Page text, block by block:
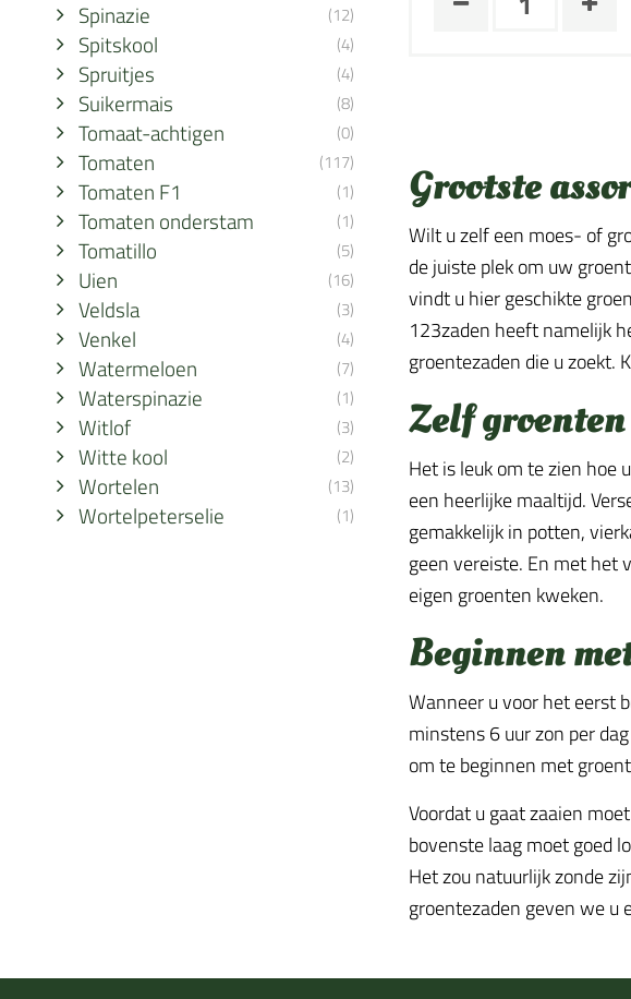
Spinazie (12)
Spitskool (4)
Spruitjes (4)
Suikermais (8)
Tomaat-achtigen (0)
Tomaten (117)
Tomaten F1 (1)
Tomaten onderstam (1)
Tomatillo (5)
Uien (16)
Veldsla (3)
Venkel (4)
Watermeloen (7)
Waterspinazie (1)
Witlof (3)
Witte kool (2)
Wortelen (13)
Wortelpeterselie (1)
Grootste
Wilt u zelf een moes- of
de juiste plek om uw
vindt u hier geschikte
123zaden heeft namelijk
groentezaden die u zoekt.
Zelf
Het is leuk om te zien hoe
een heerlijke maaltijd.
gemakkelijk in potten,
geen vereiste. En met het
eigen groenten kweken.
Beginnen
Wanneer u voor het eerst
minstens 6 uur zon per
om te beginnen met
Voordat u gaat zaaien
bovenste laag moet goed
Het zou natuurlijk zonde
groentezaden geven we u